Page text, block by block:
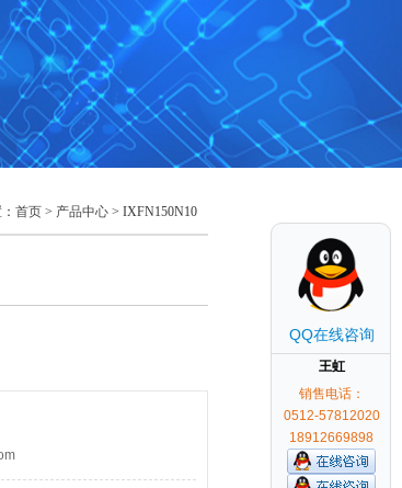
首页 > 产品中心 > IXFN150N10
QQ在线咨询
王虹
销售电话：
0512-57812020
18912669898